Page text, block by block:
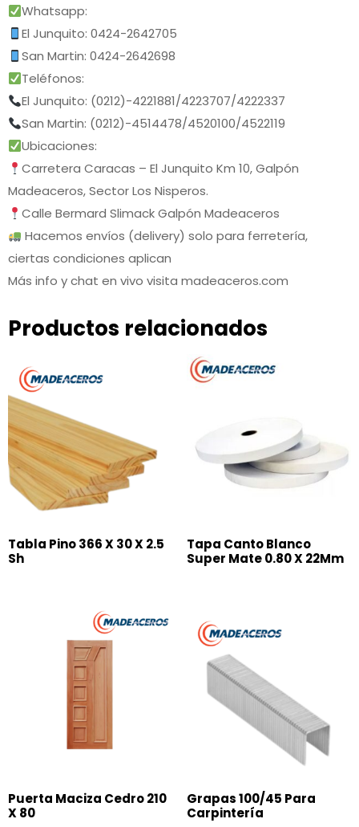
Whatsapp:
El Junquito: 0424-2642705
San Martin: 0424-2642698
Teléfonos:
El Junquito: (0212)-4221881/4223707/4222337
San Martin: (0212)-4514478/4520100/4522119
Ubicaciones:
Carretera Caracas – El Junquito Km 10, Galpón
Madeaceros, Sector Los Nisperos.
Calle Bermard Slimack Galpón Madeaceros
Hacemos envíos (delivery) solo para ferretería,
ciertas condiciones aplican
Más info y chat en vivo visita madeaceros.com
Productos relacionados
Tabla Pino 366 X 30 X 2.5
Sh
Tapa Canto Blanco
Super Mate 0.80 X 22Mm
Puerta Maciza Cedro 210
X 80
Grapas 100/45 Para
Carpintería